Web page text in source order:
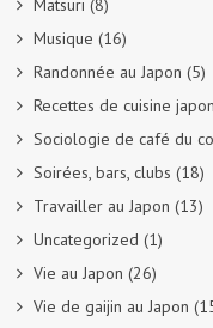
Matsuri (8)
Musique (16)
Randonnée au Japon (5)
Recettes de cuisine
Sociologie de café du
Soirées, bars, clubs (18)
Travailler au Japon (13)
Uncategorized (1)
Vie au Japon (26)
Vie de gaijin au Japon